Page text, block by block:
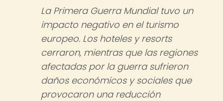
La Primera Guerra Mundial tuvo un
impacto negativo en el turismo
europeo. Los hoteles y resorts
cerraron, mientras que las regiones
afectadas por la guerra sufrieron
daños económicos y sociales que
provocaron una reducción